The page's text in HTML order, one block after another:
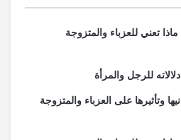
تعني للعزباء والمتزوجة
للرجل والمرأة
وتأثيرها على العزباء والمتزوجة